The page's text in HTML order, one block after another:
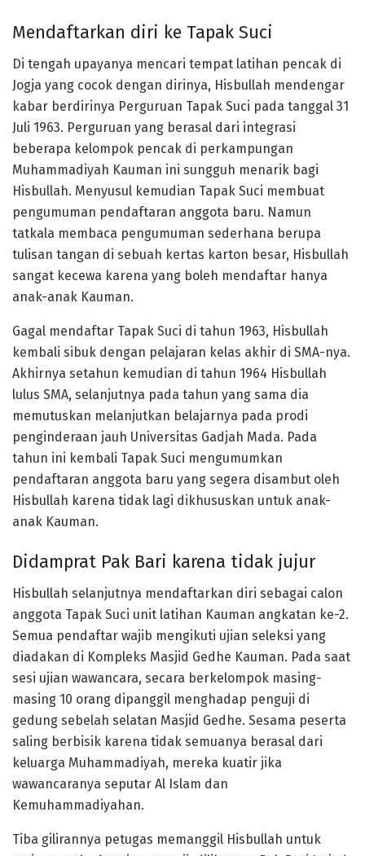
Mendaftarkan diri ke Tapak Suci
Di tengah upayanya mencari tempat latihan pencak di
Jogja yang cocok dengan dirinya, Hisbullah mendengar
kabar berdirinya Perguruan Tapak Suci pada tanggal 31
Juli 1963. Perguruan yang berasal dari integrasi
beberapa kelompok pencak di perkampungan
Muhammadiyah Kauman ini sungguh menarik bagi
Hisbullah. Menyusul kemudian Tapak Suci membuat
pengumuman pendaftaran anggota baru. Namun
tatkala membaca pengumuman sederhana berupa
tulisan tangan di sebuah kertas karton besar, Hisbullah
sangat kecewa karena yang boleh mendaftar hanya
anak-anak Kauman.
Gagal mendaftar Tapak Suci di tahun 1963, Hisbullah
kembali sibuk dengan pelajaran kelas akhir di SMA-nya.
Akhirnya setahun kemudian di tahun 1964 Hisbullah
lulus SMA, selanjutnya pada tahun yang sama dia
memutuskan melanjutkan belajarnya pada prodi
penginderaan jauh Universitas Gadjah Mada. Pada
tahun ini kembali Tapak Suci mengumumkan
pendaftaran anggota baru yang segera disambut oleh
Hisbullah karena tidak lagi dikhususkan untuk anak-
anak Kauman.
Didamprat Pak Bari karena tidak jujur
Hisbullah selanjutnya mendaftarkan diri sebagai calon
anggota Tapak Suci unit latihan Kauman angkatan ke-2.
Semua pendaftar wajib mengikuti ujian seleksi yang
diadakan di Kompleks Masjid Gedhe Kauman. Pada saat
sesi ujian wawancara, secara berkelompok masing-
masing 10 orang dipanggil menghadap penguji di
gedung sebelah selatan Masjid Gedhe. Sesama peserta
saling berbisik karena tidak semuanya berasal dari
keluarga Muhammadiyah, mereka kuatir jika
wawancaranya seputar Al Islam dan
Kemuhammadiyahan.
Tiba gilirannya petugas memanggil Hisbullah untuk